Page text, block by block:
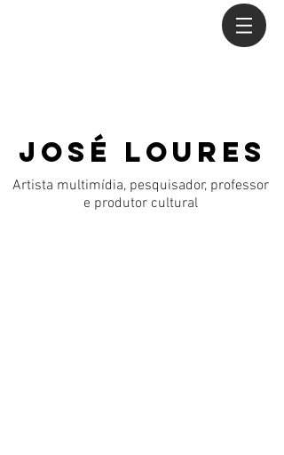
JOSÉ LOURES
Artista multimídia, pesquisador, professor
e produtor cultural